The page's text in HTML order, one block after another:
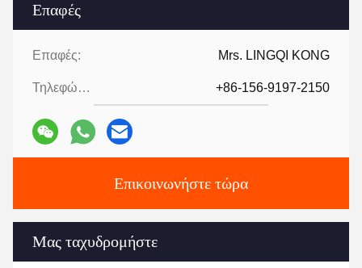
Επαφές
Επαφές: Mrs. LINGQI KONG
Τηλεφώνημα: +86-156-9197-2150
Επικοινωνήστε τώρα
Μας ταχυδρομήστε